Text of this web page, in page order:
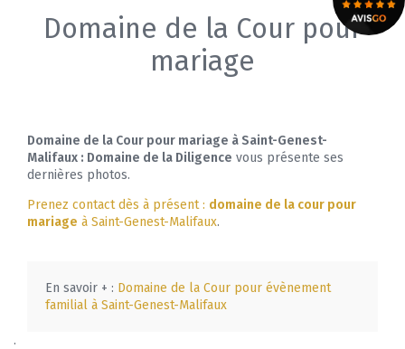
Domaine de la Cour pour
mariage
Domaine de la Cour pour mariage à Saint-Genest-
Malifaux : Domaine de la Diligence vous présente ses
dernières photos.
Prenez contact dès à présent : domaine de la cour pour
mariage à Saint-Genest-Malifaux.
En savoir + : Domaine de la Cour pour évènement
familial à Saint-Genest-Malifaux
.